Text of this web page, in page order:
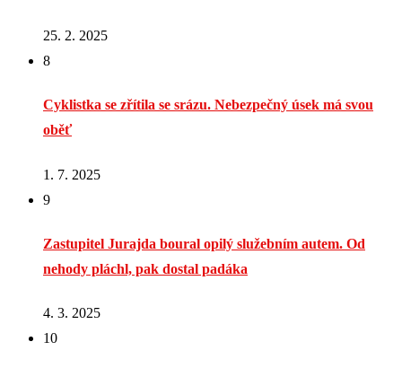
25. 2. 2025
8
Cyklistka se zřítila se srázu. Nebezpečný úsek má svou
oběť
1. 7. 2025
9
Zastupitel Jurajda boural opilý služebním autem. Od
nehody pláchl, pak dostal padáka
4. 3. 2025
10